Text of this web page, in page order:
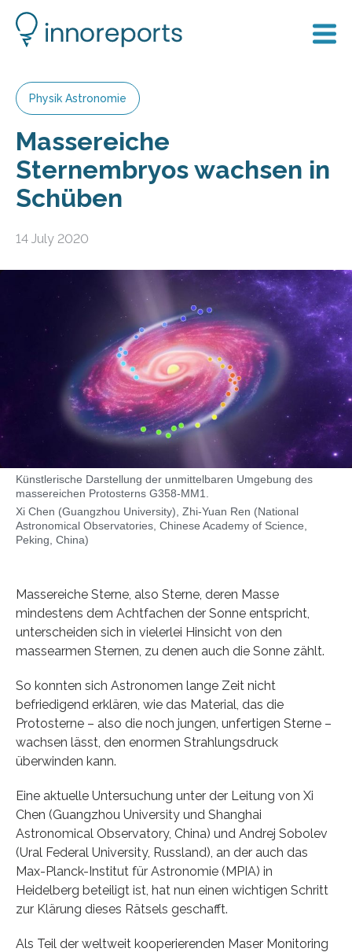
Physik Astronomie
Massereiche
Sternembryos wachsen in
Schüben
14 July 2020
Künstlerische Darstellung der unmittelbaren Umgebung des
massereichen Protosterns G358-MM1.
Xi Chen (Guangzhou University), Zhi-Yuan Ren (National
Astronomical Observatories, Chinese Academy of Science,
Peking, China)
Massereiche Sterne, also Sterne, deren Masse
mindestens dem Achtfachen der Sonne entspricht,
unterscheiden sich in vielerlei Hinsicht von den
massearmen Sternen, zu denen auch die Sonne zählt.
So konnten sich Astronomen lange Zeit nicht
befriedigend erklären, wie das Material, das die
Protosterne – also die noch jungen, unfertigen Sterne –
wachsen lässt, den enormen Strahlungsdruck
überwinden kann.
Eine aktuelle Untersuchung unter der Leitung von Xi
Chen (Guangzhou University und Shanghai
Astronomical Observatory, China) und Andrej Sobolev
(Ural Federal University, Russland), an der auch das
Max-Planck-Institut für Astronomie (MPIA) in
Heidelberg beteiligt ist, hat nun einen wichtigen Schritt
zur Klärung dieses Rätsels geschafft.
Als Teil der weltweit kooperierenden Maser Monitoring